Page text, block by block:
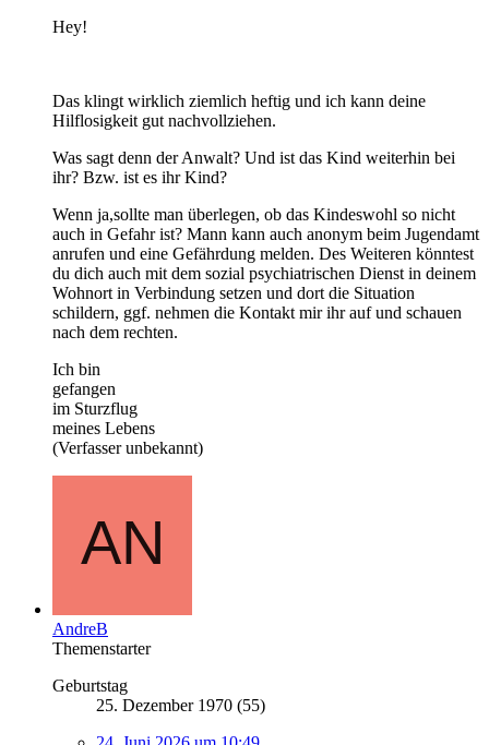
Hey!
Das klingt wirklich ziemlich heftig und ich kann deine
Hilflosigkeit gut nachvollziehen.
Was sagt denn der Anwalt? Und ist das Kind weiterhin bei
ihr? Bzw. ist es ihr Kind?
Wenn ja,sollte man überlegen, ob das Kindeswohl so nicht
auch in Gefahr ist? Mann kann auch anonym beim Jugendamt
anrufen und eine Gefährdung melden. Des Weiteren könntest
du dich auch mit dem sozial psychiatrischen Dienst in deinem
Wohnort in Verbindung setzen und dort die Situation
schildern, ggf. nehmen die Kontakt mir ihr auf und schauen
nach dem rechten.
Ich bin
gefangen
im Sturzflug
meines Lebens
(Verfasser unbekannt)
AndreB
Themenstarter
Geburtstag
25. Dezember 1970 (55)